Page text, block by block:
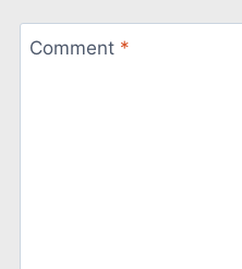
Comment *